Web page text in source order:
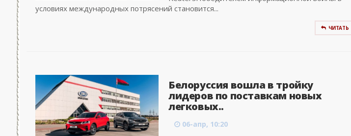
условиях международных потрясений становится...
ЧИТАТЬ
Белоруссия вошла в тройку
лидеров по поставкам новых
легковых..
06-апр, 10:20